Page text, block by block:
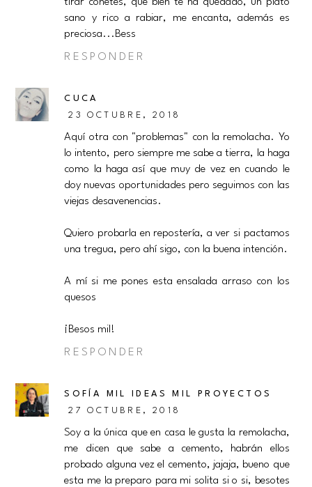
sano y rico a rabiar, me encanta, además es
preciosa...Bess
RESPONDER
CUCA
23 OCTUBRE, 2018
Aquí otra con "problemas" con la remolacha. Yo
lo intento, pero siempre me sabe a tierra, la haga
como la haga así que muy de vez en cuando le
doy nuevas oportunidades pero seguimos con las
viejas desavenencias.
Quiero probarla en repostería, a ver si pactamos
una tregua, pero ahí sigo, con la buena intención.
A mí si me pones esta ensalada arraso con los
quesos
¡Besos mil!
RESPONDER
SOFÍA MIL IDEAS MIL PROYECTOS
27 OCTUBRE, 2018
Soy a la única que en casa le gusta la remolacha,
me dicen que sabe a cemento, habrán ellos
probado alguna vez el cemento, jajaja, bueno que
esta me la preparo para mi solita si o si, besotes